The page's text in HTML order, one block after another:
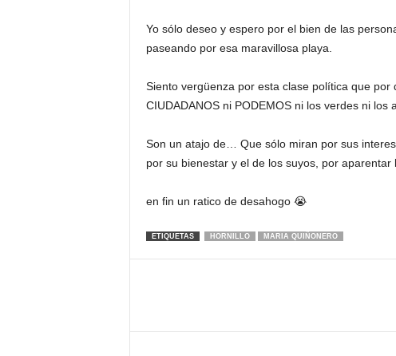
Yo sólo deseo y espero por el bien de las
paseando por esa maravillosa playa.
Siento vergüenza por esta clase política que
CIUDADANOS ni PODEMOS ni los verdes ni los
Son un atajo de… Que sólo miran por sus
por su bienestar y el de los suyos, por aparentar
en fin un ratico de desahogo 😭
ETIQUETAS HORNILLO MARIA QUIÑONERO